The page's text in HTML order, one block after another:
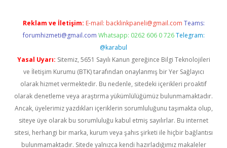
Reklam ve İletişim: E-mail: backlinkpaneli@gmail.com Teams:
forumhizmeti@gmail.com Whatsapp: 0262 606 0 726 Telegram:
@karabul
Yasal Uyarı: Sitemiz, 5651 Sayılı Kanun gereğince Bilgi Teknolojileri
ve İletişim Kurumu (BTK) tarafından onaylanmış bir Yer Sağlayıcı
olarak hizmet vermektedir. Bu nedenle, sitedeki içerikleri proaktif
olarak denetleme veya araştırma yükümlülüğümüz bulunmamaktadır.
Ancak, üyelerimiz yazdıkları içeriklerin sorumluluğunu taşımakta olup,
siteye üye olarak bu sorumluluğu kabul etmiş sayılırlar. Bu internet
sitesi, herhangi bir marka, kurum veya şahıs şirketi ile hiçbir bağlantısı
bulunmamaktadır. Sitede yalnızca kendi hazırladığımız makaleler